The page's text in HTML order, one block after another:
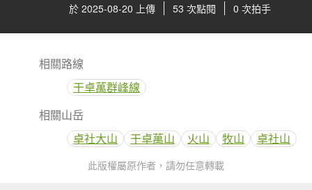
於 2025-08-20 上傳 53 次點閱 0 次拍手
相關路線
干卓萬群峰線
相關山岳
卓社大山
干卓萬山 火山 牧山 卓社山
此版權屬原作者，請勿任意轉載